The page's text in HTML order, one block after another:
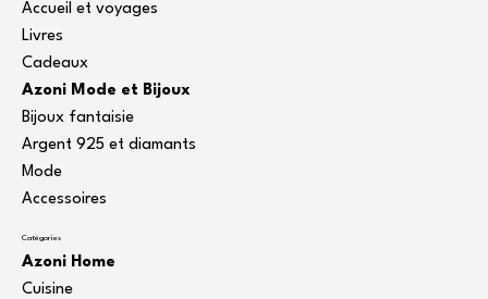
Accueil et voyages
Livres
Cadeaux
Azoni Mode et Bijoux
Bijoux fantaisie
Argent 925 et diamants
Mode
Accessoires
Catégories
Azoni Home
Cuisine